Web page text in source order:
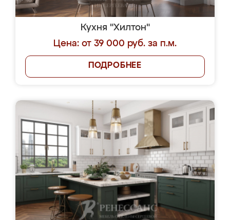
Кухня "Хилтон"
Цена: от 39 000 руб. за п.м.
ПОДРОБНЕЕ